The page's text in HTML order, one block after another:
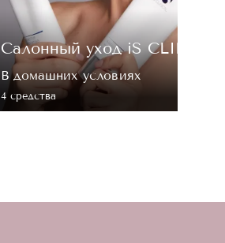
Cалонный уход iS
В домашних условиях
4 средствa